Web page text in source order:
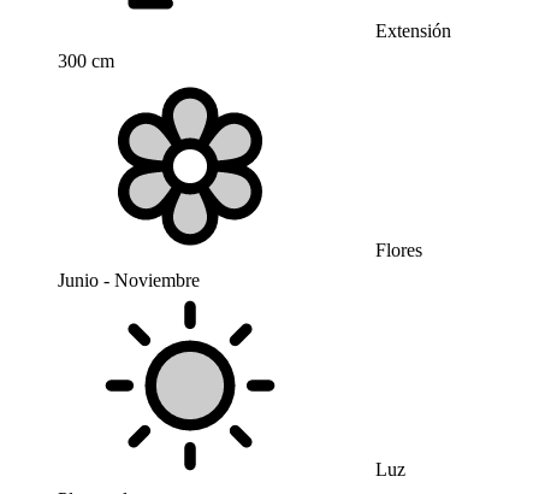
Extensión
300 cm
Flores
Junio - Noviembre
Luz